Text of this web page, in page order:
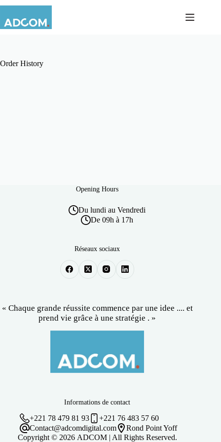
Order History
Opening Hours
Du lundi au Vendredi
De 09h à 17h
Réseaux sociaux
« Chaque grande réussite commence par une idee .... et
prend vie grâce à une stratégie . »
Informations de contact
+221 78 479 81 93
+221 76 483 57 60
Contact@adcomdigital.com
Rond Point Yoff
Copyright © 2026 ADCOM | All Rights Reserved.